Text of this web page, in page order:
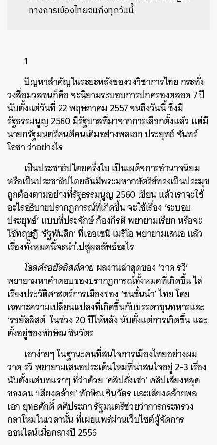
ทางการเมืองไทยจนถึงทุกวันนี้
1
ปัญหาสำคัญในระยะหลังของวงวิชาการไทย กระทั่ง
วงสื่อมวลชนก็คือ จะนิยามระบอบการปกครองตลอด 7 ปี
นับตั้งแต่วันที่ 22 พฤษภาคม 2557 จนถึงวันนี้ ซึ่งมี
รัฐธรรมนูญ 2560 มีรัฐบาลที่มาจากการเลือกตั้งแล้ว แต่มี
นายกรัฐมนตรีคนดีคนเดิมอย่างพลเอก ประยุทธ์ จันทร์
โอชา ว่าอย่างไร
เป็นประชาธิปไตยครึ่งใบ เป็นเผด็จการอำนาจนิยม
หรือเป็นประชาธิปไตยอันมีพระมหากษัตริย์ทรงเป็นประมุข
ถูกต้องตามอย่างที่รัฐธรรมนูญ 2560 เขียน แล้วเราจะใช้
อะไรอธิบายปรากฏการณ์ที่เกิดขึ้น จะใช้เรื่อง ‘ระบอบ
ประยุทธ์’ แบบที่ประจักษ์ ก้องกีรติ พยายามเรียก หรือจะ
ใช้ทฤษฎี ‘รัฐพันลึก’ ที่เออเชนี เมริโอ พยายามเสนอ แล้ว
เรื่องทั้งหมดนี้จะนำไปสู่ผลลัพธ์อะไร
โอลด์รอยัลลิสต์ดายผลงานล่าสุดของ ‘วาด รวี’
พยายามหาคำตอบของปรากฎการณ์ทั้งหมดที่เกิดขึ้น ไล่
เรียงประวัติศาสตร์การเมืองของ ‘ชนชั้นนำ’ ไทย โดย
เฉพาะความเปลี่ยนแปลงที่เกิดขึ้นกับบรรดาขุนทหารและ
‘รอยัลลิสต์’ ในช่วง 20 ปีให้หลัง นับตั้งแต่การเกิดขึ้น และ
ตั้งอยู่ของทักษิณ ชินวัตร
เอาง่ายๆ ในฐานะคนที่สนใจการเมืองไทยอย่างผม
วาด รวี พยายามเสนอประเด็นใหม่ที่น่าสนใจอยู่ 2-3 เรื่อง
นับตั้งแต่บทแรกๆ ที่ว่าด้วย ‘คลิปถั่งเช่า’ คลิปเสียงหลุด
ของคน ‘เสียงคล้าย’ ทักษิณ ชินวัตร และเสียงคล้ายพล
เอก ยุทธศักดิ์ ศศิประภา รัฐมนตรีช่วยว่าการกระทรวง
กลาโหมในเวลานั้น ที่เผยแพร่ผ่านเว็บไซต์ผู้จัดการ
ออนไลน์เมื่อกลางปี 2556